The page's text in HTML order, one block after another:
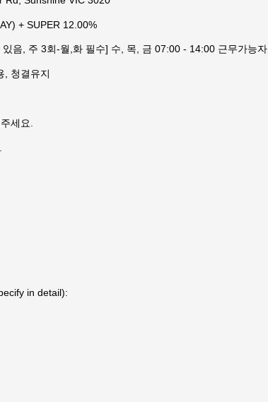
+ SUPER 12.00%
음, 주 3회-월,화 필수] 수, 목, 금 07:00 - 14:00 근무가능자
, 청결유지
세요.
in detail):